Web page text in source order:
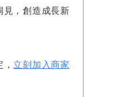
見，創造成長新
立刻加入商家